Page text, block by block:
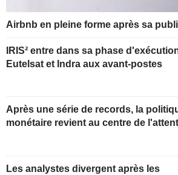
Airbnb en pleine forme après sa
IRIS² entre dans sa phase
Eutelsat et Indra aux avant-postes
Après une série de records, la
monétaire revient au centre de
Les analystes divergent après les